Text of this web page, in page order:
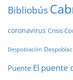
Bibliobús
coronavirus Crisis
Despoblación
Puente El puente